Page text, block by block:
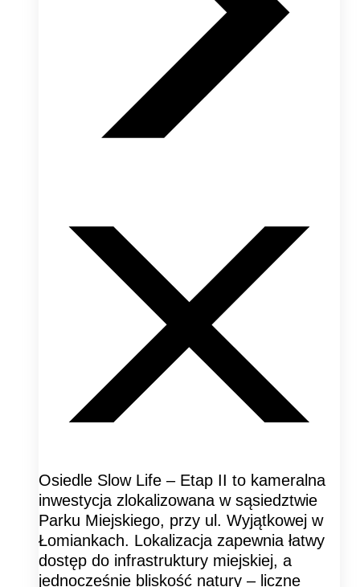
Osiedle Slow Life – Etap II to kameralna
inwestycja zlokalizowana w sąsiedztwie
Parku Miejskiego, przy ul. Wyjątkowej w
Łomiankach. Lokalizacja zapewnia łatwy
dostęp do infrastruktury miejskiej, a
jednocześnie bliskość natury – liczne